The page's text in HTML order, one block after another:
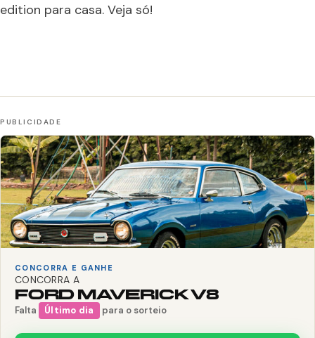
edition para casa. Veja só!
CONCORRA E GANHE
CONCORRA A
FORD MAVERICK V8
Falta Último dia para o sorteio